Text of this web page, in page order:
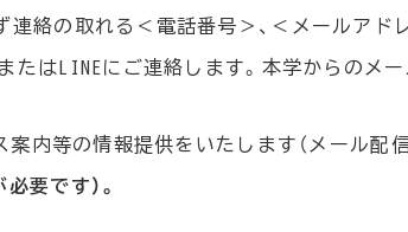
絡の取れる＜電話番号＞、＜メールアド
はLINEにご連絡します。本学からのメ
内等の情報提供をいたします（メール配
要です）。